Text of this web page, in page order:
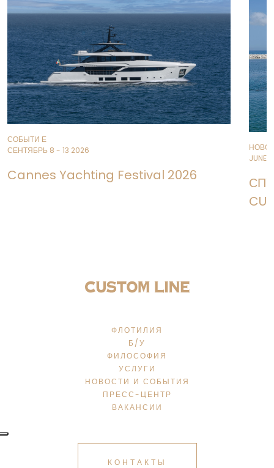
СОБЫТИ Е
СЕНТЯБРЬ 8 - 13 2026
Cannes Yachting Festival 2026
JUNE
ФЛОТИЛИЯ
Б/У
ФИЛОСОФИЯ
УСЛУГИ
НОВОСТИ И СОБЫТИЯ
ПРЕСС-ЦЕНТР
ВАКАНСИИ
КОНТАКТЫ